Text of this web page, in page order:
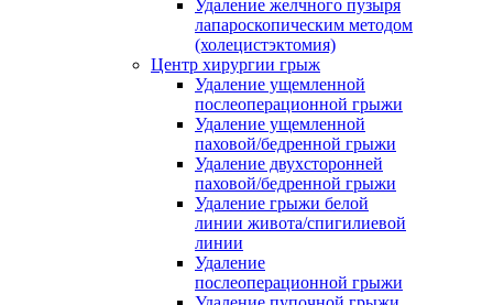
Удаление желчного пузыря
лапароскопическим методом
(холецистэктомия)
Центр хирургии грыж
Удаление ущемленной
послеоперационной грыжи
Удаление ущемленной
паховой/бедренной грыжи
Удаление двухсторонней
паховой/бедренной грыжи
Удаление грыжи белой
линии живота/спигилиевой
линии
Удаление
послеоперационной грыжи